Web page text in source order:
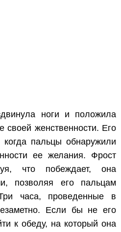
ноги и положила
своей женственности. Его
когда пальцы обнаружили
ее желания. Фрост
что побеждает, она
позволяя его пальцам
часа, проведенные в
Если бы не его
к обеду, на который она